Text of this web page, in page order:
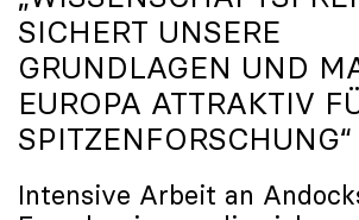
SICHERT UNSERE
GRUNDLAGEN UND
EUROPA ATTRAKTIV
SPITZENFORSCHUNG“
Intensive Arbeit an